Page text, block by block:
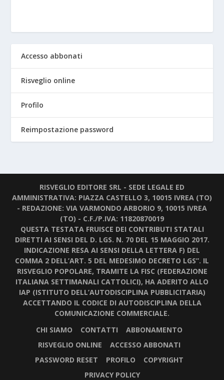
Accesso abbonati
Risveglio online
Profilo
Reimpostazione password
RISVEGLIO EDITORE SRL - SEDE LEGALE ED
AMMINISTRATIVA: PIAZZA CASTELLO 3, 10015 IVREA (TO)
- REDAZIONE: VIA VARMONDO ARBORIO 9, 10015 IVREA
(TO) - C.F./P.IVA: 11820870019
QUESTA TESTATA FRUISCE DEI CONTRIBUTI STATALI
DIRETTI AI SENSI DEL D. LGS. N. 70 DEL 15 MAGGIO 2017.
INDICAZIONE RESA AI SENSI DELLA LETTERA F) DEL
COMMA 2 DELL’ART. 5 DEL MEDESIMO DECRETO LGS”. IL
RISVEGLIO POPOLARE, TRAMITE LA FISC (FEDERAZIONE
ITALIANA SETTIMANALI CATTOLICI), HA ADERITO ALLO
IAP (ISTITUTO DELL’AUTODISCIPLINA PUBBLICITARIA)
ACCETTANDO IL CODICE DI AUTODISCIPLINA DELLA
COMUNICAZIONE COMMERCIALE.
CHI SIAMO
CONTATTI
ABBONAMENTO
RISVEGLIO ONLINE
ACCESSO ABBONATI
PASSWORD RESET
PROFILO
COPYRIGHT
PRIVACY POLICY